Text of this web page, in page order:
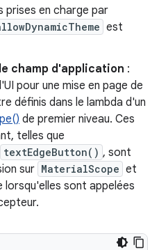
prises en charge par
est
champ d'application :
pour une mise en page de
définis dans le lambda d'un
de premier niveau. Ces
telles que
textEdgeButton() , sont
sur MaterialScope et
lorsqu'elles sont appelées